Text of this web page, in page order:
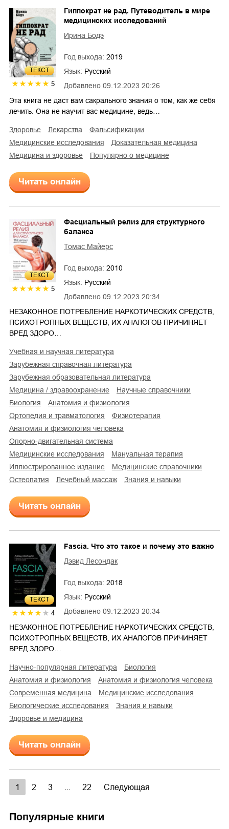
ТЕКСТ
5 Добавлено 09.12.2023 20:26
Гиппократ не рад. Путеводитель в мире
медицинских исследований
Ирина Бодэ
Год выхода: 2019
Язык: Русский
Эта книга не даст вам сакрального знания о том, как же себя
лечить. Она не научит вас медицине, ведь…
здоровье лекарства
фальсификации
медицинские исследования
доказательная медицина
медицина и здоровье
популярно о медицине
Читать онлайн
ТЕКСТ
5
Добавлено 09.12.2023 20:34
Фасциальный релиз для структурного
баланса
Томас Майерс
Год выхода: 2010
Язык: Русский
НЕЗАКОННОЕ ПОТРЕБЛЕНИЕ НАРКОТИЧЕСКИХ СРЕДСТВ,
ПСИХОТРОПНЫХ ВЕЩЕСТВ, ИХ АНАЛОГОВ ПРИЧИНЯЕТ
ВРЕД ЗДОРО…
учебная и научная литература
зарубежная справочная литература
зарубежная образовательная литература
медицина / здравоохранение
научные справочники
биология
анатомия и физиология
ортопедия и травматология
физиотерапия
анатомия и физиология человека
опорно-двигательная система
медицинские исследования
мануальная терапия
иллюстрированное издание
медицинские справочники
остеопатия
лечебный массаж знания и навыки
Читать онлайн
ТЕКСТ
4 Добавлено 09.12.2023 20:34
Fascia. Что это такое и почему это важно
Дэвид Лесондак
Год выхода: 2018
Язык: Русский
НЕЗАКОННОЕ ПОТРЕБЛЕНИЕ НАРКОТИЧЕСКИХ СРЕДСТВ,
ПСИХОТРОПНЫХ ВЕЩЕСТВ, ИХ АНАЛОГОВ ПРИЧИНЯЕТ
ВРЕД ЗДОРО…
научно-популярная литература
биология
анатомия и физиология
анатомия и физиология человека
современная медицина
медицинские исследования
биологические исследования
знания и навыки
здоровье и медицина
Читать онлайн
1 2 3 22 Следующая
Популярные книги